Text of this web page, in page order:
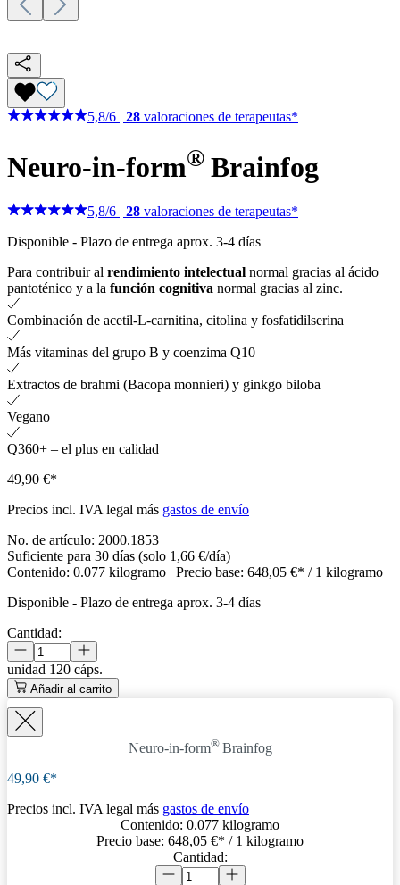
5,8/6 28 valoraciones de terapeutas*
Neuro-in-form® Brainfog
5,8/6 | 28 valoraciones de terapeutas*
Disponible - Plazo de entrega aprox. 3-4 días
Para contribuir al rendimiento intelectual normal gracias al ácido
pantoténico y a la función cognitiva normal gracias al zinc.
Combinación de acetil-L-carnitina, citolina y fosfatidilserina
Más vitaminas del grupo B y coenzima Q10
Extractos de brahmi (Bacopa monnieri) y ginkgo biloba
Vegano
Q360+ – el plus en calidad
49,90 €*
Precios incl. IVA legal más gastos de envío
No. de artículo: 2000.1853
Suficiente para 30 días (solo 1,66 €/día)
Contenido: 0.077 kilogramo | Precio base: 648,05 €* / 1 kilogramo
Disponible - Plazo de entrega aprox. 3-4 días
Cantidad:
unidad 120 cáps.
Añadir al carrito
Neuro-in-form® Brainfog
49,90 €*
Precios incl. IVA legal más gastos de envío
Contenido: 0.077 kilogramo
Precio base: 648,05 €* / 1 kilogramo
Cantidad: